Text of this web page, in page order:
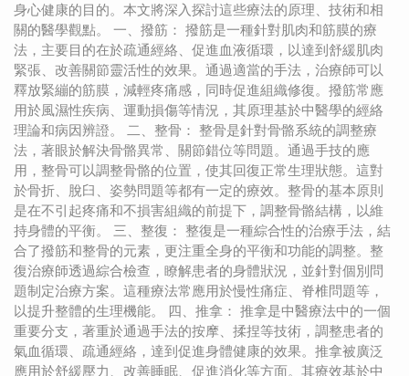
身心健康的目的。本文將深入探討這些療法的原理、技術和相
關的醫學觀點。 一、撥筋： 撥筋是一種針對肌肉和筋膜的療
法，主要目的在於疏通經絡、促進血液循環，以達到舒緩肌肉
緊張、改善關節靈活性的效果。通過適當的手法，治療師可以
釋放緊繃的筋膜，減輕疼痛感，同時促進組織修復。撥筋常應
用於風濕性疾病、運動損傷等情況，其原理基於中醫學的經絡
理論和病因辨證。 二、整骨： 整骨是針對骨骼系統的調整療
法，著眼於解決骨骼異常、關節錯位等問題。通過手技的應
用，整骨可以調整骨骼的位置，使其回復正常生理狀態。這對
於骨折、脫臼、姿勢問題等都有一定的療效。整骨的基本原則
是在不引起疼痛和不損害組織的前提下，調整骨骼結構，以維
持身體的平衡。 三、整復： 整復是一種綜合性的治療手法，結
合了撥筋和整骨的元素，更注重全身的平衡和功能的調整。整
復治療師透過綜合檢查，瞭解患者的身體狀況，並針對個別問
題制定治療方案。這種療法常應用於慢性痛症、脊椎問題等，
以提升整體的生理機能。 四、推拿： 推拿是中醫療法中的一個
重要分支，著重於通過手法的按摩、揉捏等技術，調整患者的
氣血循環、疏通經絡，達到促進身體健康的效果。推拿被廣泛
應用於舒緩壓力、改善睡眠、促進消化等方面。其療效基於中